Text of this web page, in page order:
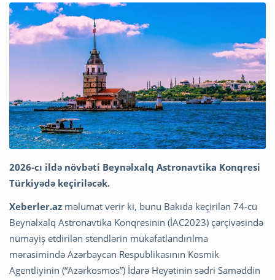
2026-cı ildə növbəti Beynəlxalq Astronavtika Konqresi
Türkiyədə keçiriləcək.
Xeberler.az məlumat verir ki, bunu Bakıda keçirilən 74-cü
Beynəlxalq Astronavtika Konqresinin (İAC2023) çərçivəsində
nümayiş etdirilən stendlərin mükafatlandırılma
mərasimində Azərbaycan Respublikasının Kosmik
Agentliyinin (“Azərkosmos”) İdarə Heyətinin sədri Saməddin